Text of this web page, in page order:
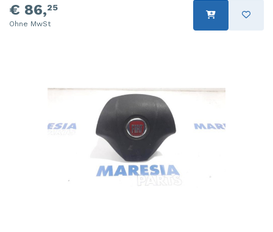
€ 86,25
Ohne MwSt